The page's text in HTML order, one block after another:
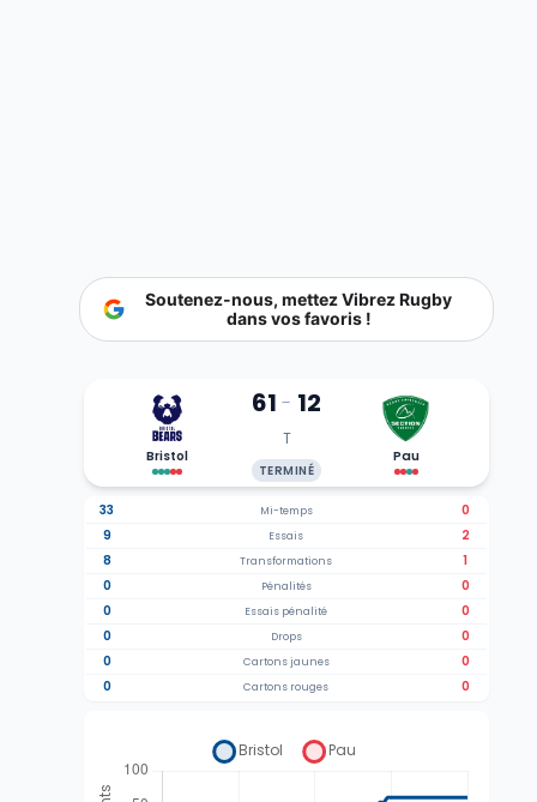
Soutenez-nous, mettez Vibrez Rugby
dans vos favoris !
Bristol
61 - 12
T
TERMINÉ
Pau
33 Mi-temps
0
9
Essais
2
8
Transformations
1
0
Pénalités
0
0
Essais pénalité
0
0
Drops
0
0
Cartons jaunes
0
0
Cartons rouges 0